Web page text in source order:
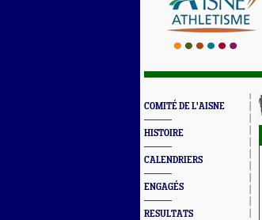
COMITÉ DE L'AISNE
HISTOIRE
CALENDRIERS
ENGAGÉS
RESULTATS